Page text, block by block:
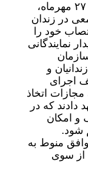
خبرگزاری هرانا – روز یکشنبه ۲۷ مهرماه،
در زندان
خود را
نمایندگانی
و
اجرای
اتخاذ
دادند که در
و امکان
شود.
منوط به
از سوی